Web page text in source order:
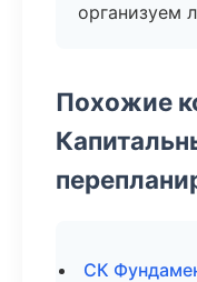
организуем
Похожие
СК